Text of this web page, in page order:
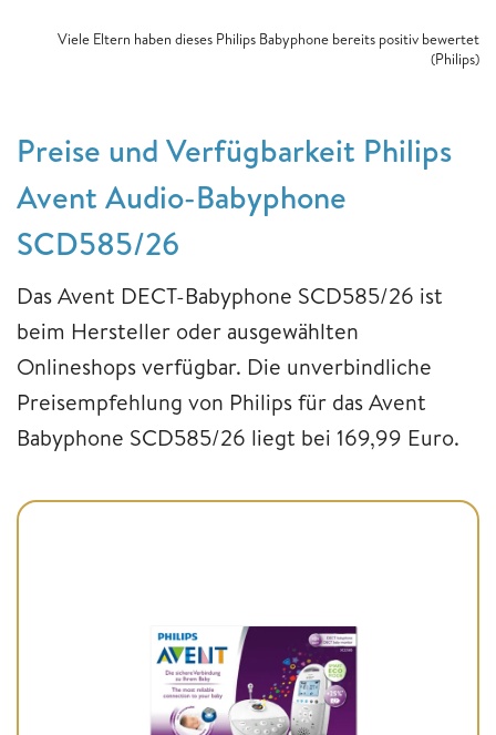
Viele Eltern haben dieses Philips Babyphone bereits positiv bewertet
(Philips)
Preise und Verfügbarkeit Philips
Avent Audio-Babyphone
SCD585/26
Das Avent DECT-Babyphone SCD585/26 ist
beim Hersteller oder ausgewählten
Onlineshops verfügbar. Die unverbindliche
Preisempfehlung von Philips für das Avent
Babyphone SCD585/26 liegt bei 169,99 Euro.